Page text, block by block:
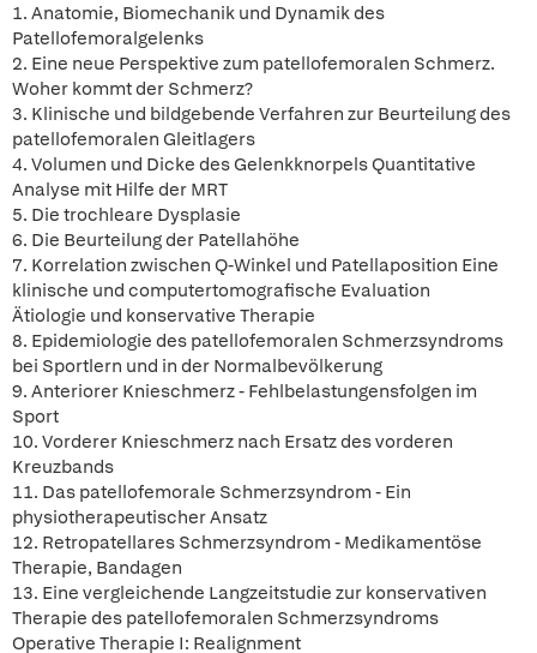
1. Anatomie, Biomechanik und Dynamik des
Patellofemoralgelenks
2. Eine neue Perspektive zum patellofemoralen Schmerz.
Woher kommt der Schmerz?
3. Klinische und bildgebende Verfahren zur Beurteilung des
patellofemoralen Gleitlagers
4. Volumen und Dicke des Gelenkknorpels Quantitative
Analyse mit Hilfe der MRT
5. Die trochleare Dysplasie
6. Die Beurteilung der Patellahöhe
7. Korrelation zwischen Q-Winkel und Patellaposition Eine
klinische und computertomografische Evaluation
Ätiologie und konservative Therapie
8. Epidemiologie des patellofemoralen Schmerzsyndroms
bei Sportlern und in der Normalbevölkerung
9. Anteriorer Knieschmerz - Fehlbelastungensfolgen im
Sport
10. Vorderer Knieschmerz nach Ersatz des vorderen
Kreuzbands
11. Das patellofemorale Schmerzsyndrom - Ein
physiotherapeutischer Ansatz
12. Retropatellares Schmerzsyndrom - Medikamentöse
Therapie, Bandagen
13. Eine vergleichende Langzeitstudie zur konservativen
Therapie des patellofemoralen Schmerzsyndroms
Operative Therapie I: Realignment